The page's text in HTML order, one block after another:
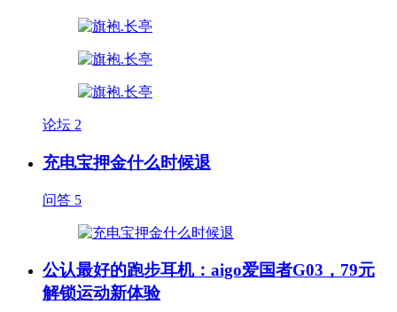
论坛 2
充电宝押金什么时候退
问答 5
公认最好的跑步耳机：aigo爱国者G03，79元
解锁运动新体验